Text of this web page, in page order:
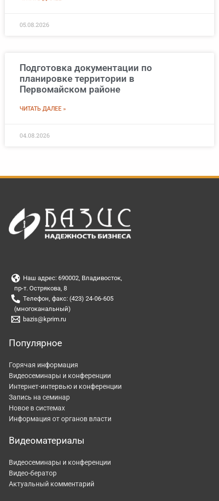
05.08.2026
Подготовка документации по
планировке территории в
Первомайском районе
ЧИТАТЬ ДАЛЕЕ »
04.08.2026
Наш адрес: 690002, Владивосток,
пр-т. Острякова, 8
Телефон, факс: (423) 24-06-605
(многоканальный)
bazis@kprim.ru
Популярное
Горячая информация
Видеосеминары и конференции
Интернет-интервью и конференции
Запись на семинар
Новое в системах
Информация от органов власти
Видеоматериалы
Видеосеминары и конференции
Видео-бератор
Актуальный комментарий